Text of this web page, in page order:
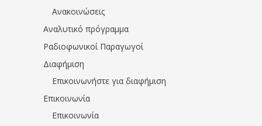
Ανακοινώσεις
Αναλυτικό πρόγραμμα
Ραδιοφωνικοί Παραγωγοί
Διαφήμιση
Επικοινωνήστε για διαφήμιση
Επικοινωνία
Επικοινωνία